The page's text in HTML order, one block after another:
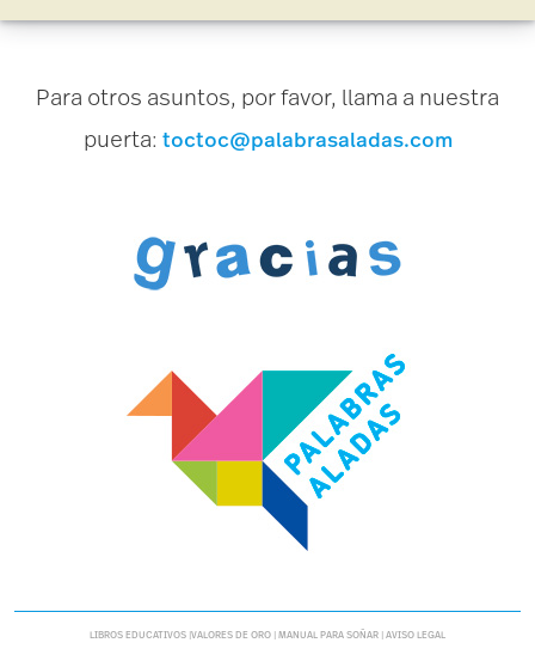
Para otros asuntos, por favor, llama a nuestra
puerta: toctoc@palabrasaladas.com
LIBROSEDUCATIVOS |VALORES DE ORO |MANUAL PARASOÑAR |AVISOLEGAL